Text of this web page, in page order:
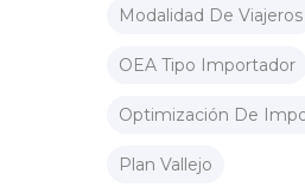
Modalidad De Viajeros
OEA Tipo Importador
Optimización De
Plan Vallejo